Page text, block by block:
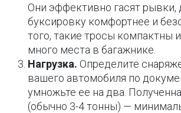
Они эффективно гасят рывки,
буксировку комфортнее и
того, такие тросы компактны
много места в багажнике.
Нагрузка. Определите
вашего автомобиля по
умножьте ее на два.
(обычно 3-4 тонны) —